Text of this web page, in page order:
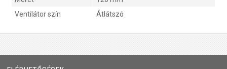
Ventilátor szín
Átlátszó